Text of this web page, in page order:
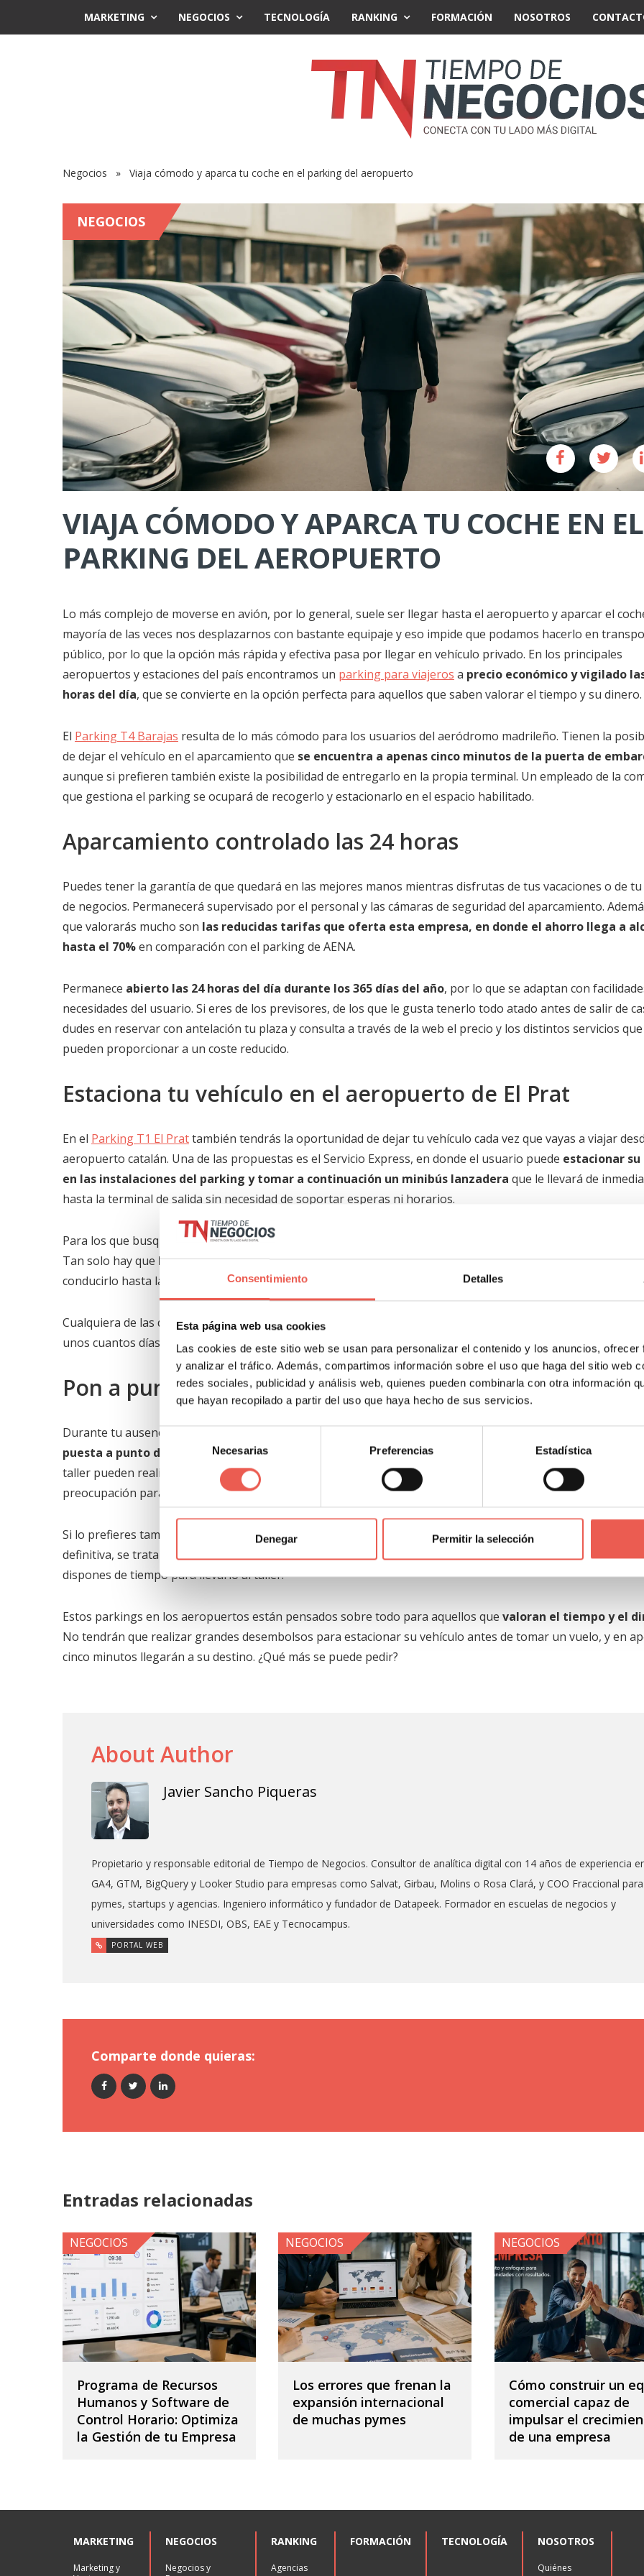
Consentimiento Detalles
Esta página web usa cookies
Las cookies de este sitio web se usan para personalizar el contenido y los anuncios,
y analizar el tráfico. Además, compartimos información sobre el uso que haga del sitio web
redes sociales, publicidad y análisis web, quienes pueden combinarla con otra información
que hayan recopilado a partir del uso que haya hecho de sus servicios.
Selección
de
consentimiento
Necesarias Preferencias Estadística
Denegar Permitir la selección
MARKETING NEGOCIOS TECNOLOGÍA RANKING FORMACIÓN NOSOTROS
Negocios » Viaja cómodo y aparca tu coche en el parking del aeropuerto
NEGOCIOS
VIAJA CÓMODO Y APARCA TU COCHE EN EL
PARKING DEL AEROPUERTO
Lo más complejo de moverse en avión, por lo general, suele ser llegar hasta el aeropuerto y aparcar el
mayoría de las veces nos desplazarnos con bastante equipaje y eso impide que podamos hacerlo en
público, por lo que la opción más rápida y efectiva pasa por llegar en vehículo privado. En los principales
aeropuertos y estaciones del país encontramos un parking para viajeros a precio económico y vigilado
horas del día, que se convierte en la opción perfecta para aquellos que saben valorar el tiempo y su dinero.
El Parking T4 Barajas resulta de lo más cómodo para los usuarios del aeródromo madrileño. Tienen la
de dejar el vehículo en el aparcamiento que se encuentra a apenas cinco minutos de la puerta de
aunque si prefieren también existe la posibilidad de entregarlo en la propia terminal. Un empleado de la
que gestiona el parking se ocupará de recogerlo y estacionarlo en el espacio habilitado.
Aparcamiento controlado las 24 horas
Puedes tener la garantía de que quedará en las mejores manos mientras disfrutas de tus vacaciones o de tu
de negocios. Permanecerá supervisado por el personal y las cámaras de seguridad del aparcamiento.
que valorarás mucho son las reducidas tarifas que oferta esta empresa, en donde el ahorro llega a
hasta el 70%en comparación con el parking de AENA.
Permanece abierto las 24 horas del día durante los 365 días del año, por lo que se adaptan con
necesidades del usuario. Si eres de los previsores, de los que le gusta tenerlo todo atado antes de salir de
dudes en reservar con antelación tu plaza y consulta a través de la web el precio y los distintos servicios
pueden proporcionar a un coste reducido.
Estaciona tu vehículo en el aeropuerto de El Prat
En el Parking T1 El Prattambién tendrás la oportunidad de dejar tu vehículo cada vez que vayas a viajar
aeropuerto catalán. Una de las propuestas es el Servicio Express, en donde el usuario puede estacionar su
en las instalaciones del parking y tomar a continuación un minibús lanzadera que le llevará de
hasta la terminal de salida sin necesidad de soportar esperas ni horarios.
Para los que busquen algo más de comodidad, el Servicio Premium se presenta como la opción más
Tan solo hay que llegar hasta la terminal, donde esperará un agente de la compañía, que se
conducirlo hasta las instalaciones del parking y a la vuelta se lo entregará en el mismo punto.
Cualquiera de las dos opciones resulta muy atractiva si tienes previsto realizar un viaje que se alargue
unos cuantos días, ya que el precio por jornada será mucho más reducido.
Pon a punto tu vehículo mientras lo dejas en el parking
Durante tu ausencia, y mientras el vehículo queda estacionado en el parking, puedes
puesta a punto del coche
. Es una manera de aprovechar el tiempo y de encontrártelo preparado a la vuelta.
taller pueden realizar labores de mantenimiento, revisión oficial o incluso pasarte la ITV, sin que esto
preocupación para ti.
Si lo prefieres también pueden hacer unlavado exterior y una limpieza en profundidad del interior.
definitiva, se trata de una propuesta a tener en cuenta si eres de los que utiliza el automóvil a diario y
dispones de tiempo para llevarlo al taller.
Estos parkings en los aeropuertos están pensados sobre todo para aquellos que valoran el tiempo y el
No tendrán que realizar grandes desembolsos para estacionar su vehículo antes de tomar un vuelo, y en
cinco minutos llegarán a su destino. ¿Qué más se puede pedir?
About Author
Javier Sancho Piqueras
Propietario y responsable editorial de Tiempo de Negocios. Consultor de analítica digital con 14 años de experiencia
GA4, GTM, BigQuery y Looker Studio para empresas como Salvat, Girbau, Molins o Rosa Clará, y COO Fraccional para
pymes, startups y agencias. Ingeniero informático y fundador de Datapeek. Formador en escuelas de negocios y
universidades como INESDI, OBS, EAE y Tecnocampus.
PORTAL WEB
Comparte donde quieras:
Entradas relacionadas
Programa de Recursos
Humanos y Software de
Control Horario: Optimiza
la Gestión de tu Empresa
NEGOCIOS
Los errores que frenan la
expansión internacional
de muchas pymes
NEGOCIOS
Cómo construir un
comercial capaz de
impulsar el
de una empresa
NEGOCIOS
MARKETING
Marketing y
NEGOCIOS
Negocios y
RANKING
Agencias
FORMACIÓN TECNOLOGÍA NOSOTROS
Quiénes